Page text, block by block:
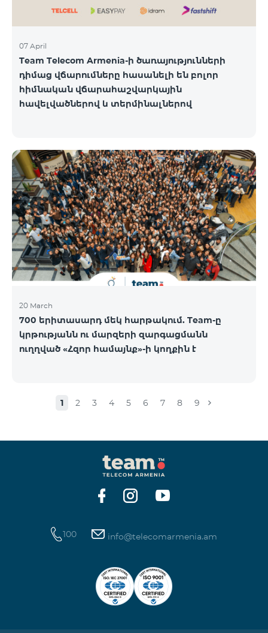
07 April
Team Telecom Armenia-ի ծառայությունների
դիմաց վճարումները հասանելի են բոլոր
հիմնական վճարահաշվարկային
հավելվածներով և տերմինալներով
20 March
700 երիտասարդ մեկ հարթակում. Team-ը
կրթությանն ու մարզերի զարգացմանն
ուղղված «Հզոր համայնք»-ի կողքին է
1 2 3 4 5 6 7 8 9
100 info@telecomarmenia.am